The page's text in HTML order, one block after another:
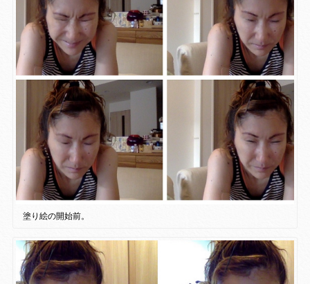
塗り絵の開始前。